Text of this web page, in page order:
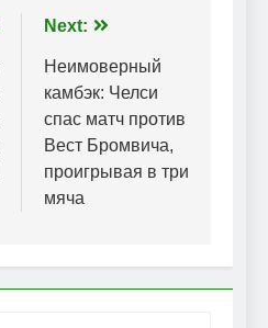
Next:
Неимоверный
камбэк: Челси
спас матч против
Вест Бромвича,
проигрывая в три
мяча